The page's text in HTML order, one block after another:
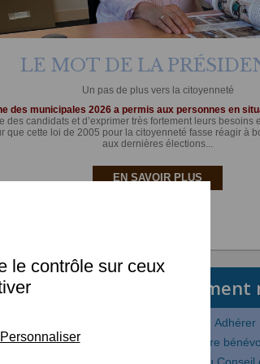
LE MOT DE LA
Un pas de plus vers la citoyenneté
des municipales 2026 a permis aux personnes en
des candidats et d’exprimer très fortement leurs besoins
que cette loi de 2005 pour la citoyenneté fasse réagir à
aux dernières élections...
EN SAVOIR PLUS
de
Adhérer
Etre
le contrôle sur ceux
Personnaliser